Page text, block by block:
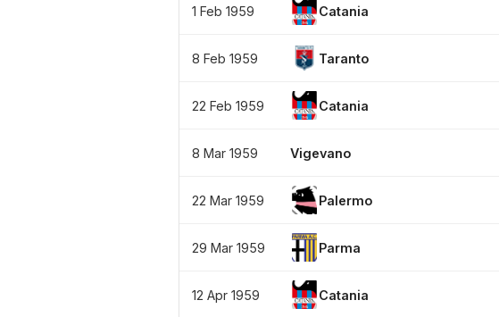
1 Feb 1959 Catania
8 Feb 1959 Taranto
22 Feb 1959 Catania
8 Mar 1959 Vigevano
22 Mar 1959 Palermo
29 Mar 1959 Parma
12 Apr 1959 Catania